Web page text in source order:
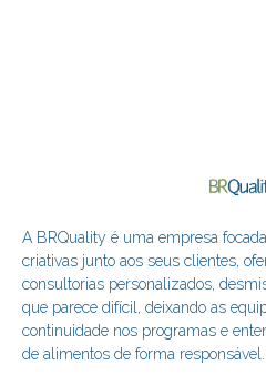
A BRQuality é uma empresa
criativas junto aos seus clientes,
consultorias personalizados,
que parece difícil, deixando as
continuidade nos programas e
de alimentos de forma responsável.